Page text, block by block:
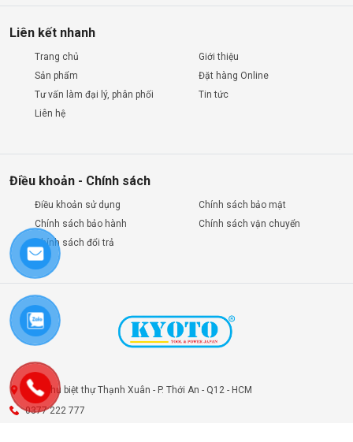
Liên kết nhanh
Trang chủ
Giới thiệu
Sản phẩm
Đặt hàng Online
Tư vấn làm đại lý, phân phối
Tin tức
Liên hệ
Điều khoản - Chính sách
Điều khoản sử dụng
Chính sách bảo mật
Chính sách bảo hành
Chính sách vận chuyển
Chính sách đổi trả
7B2 Khu biệt thự Thạnh Xuân - P. Thới An - Q12 - HCM
0377 222 777